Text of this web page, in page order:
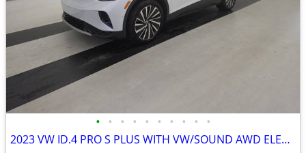
• • • • • • • • • •
2023 VW ID.4 PRO S PLUS WITH VW/SOUND AWD ELECTRIC